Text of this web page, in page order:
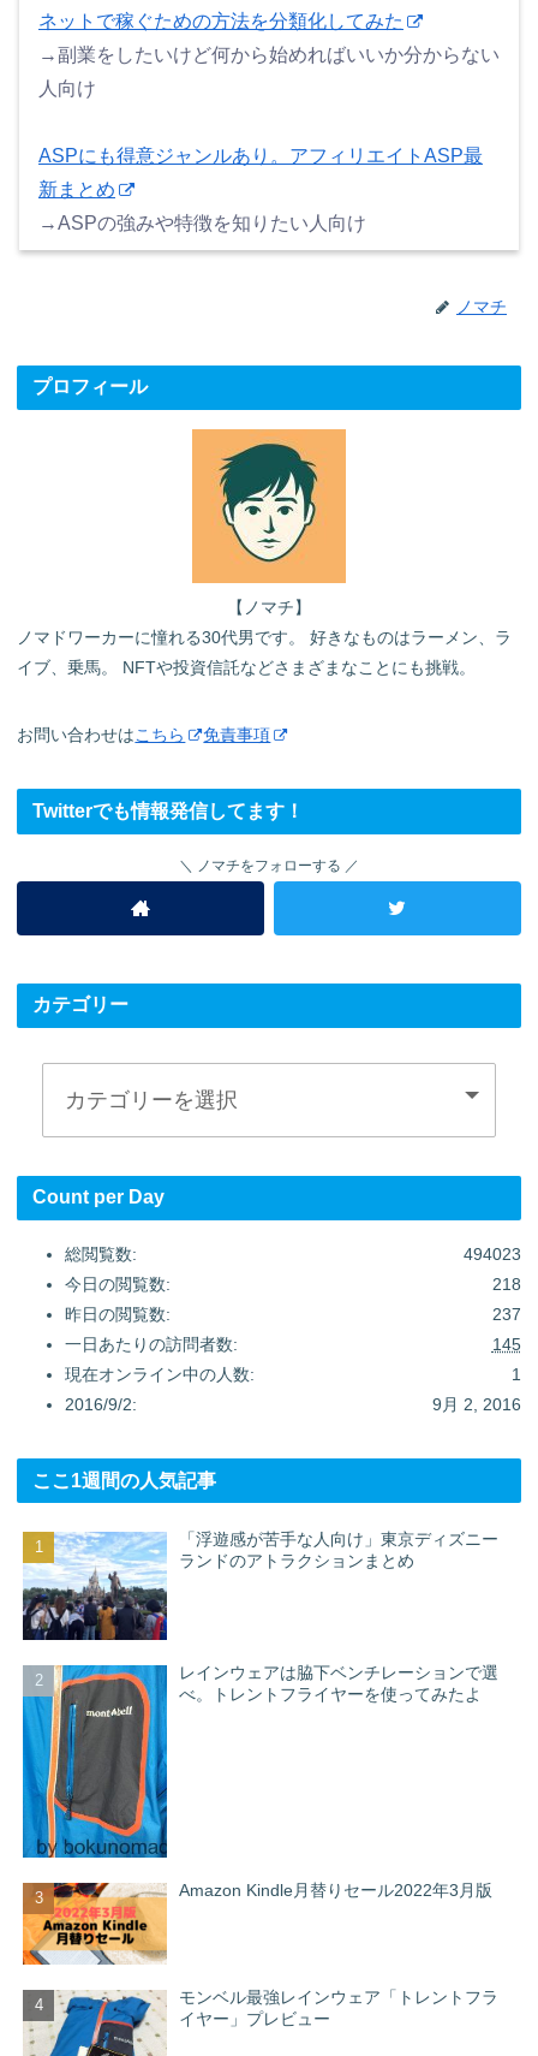
ネットで稼ぐための方法を分類化してみた
→副業をしたいけど何から始めればいいか分からない
人向け
ASPにも得意ジャンルあり。アフィリエイトASP最
新まとめ
→ASPの強みや特徴を知りたい人向け
ノマチ
プロフィール
【ノマチ】
ノマドワーカーに憧れる30代男です。 好きなものはラーメン、ラ
イブ、乗馬。 NFTや投資信託などさまざまなことにも挑戦。
お問い合わせはこちら 免責事項
Twitterでも情報発信してます！
ノマチをフォローする
カテゴリー
Count per Day
494023
総閲覧数:
218
今日の閲覧数:
237
昨日の閲覧数:
145
一日あたりの訪問者数:
1
現在オンライン中の人数:
9月 2, 2016
2016/9/2:
ここ1週間の人気記事
「浮遊感が苦手な人向け」東京ディズニー
ランドのアトラクションまとめ
レインウェアは脇下ベンチレーションで選
べ。トレントフライヤーを使ってみたよ
Amazon Kindle月替りセール2022年3月版
モンベル最強レインウェア「トレントフラ
イヤー」プレビュー